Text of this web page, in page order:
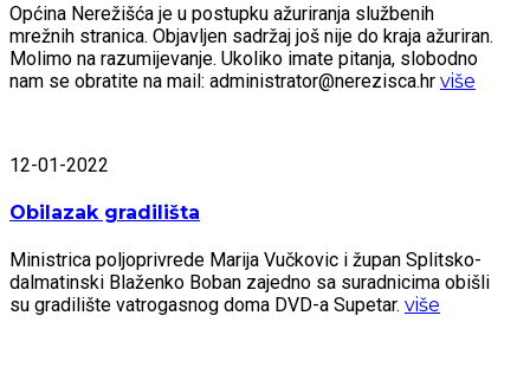
Općina Nerežišća je u postupku ažuriranja službenih
mrežnih stranica. Objavljen sadržaj još nije do kraja ažuriran.
Molimo na razumijevanje. Ukoliko imate pitanja, slobodno
nam se obratite na mail: administrator@nerezisca.hr više
12-01-2022
Obilazak gradilišta
Ministrica poljoprivrede Marija Vučkovic i župan Splitsko-
dalmatinski Blaženko Boban zajedno sa suradnicima obišli
su gradilište vatrogasnog doma DVD-a Supetar. više